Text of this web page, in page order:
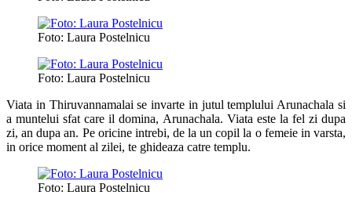
Foto: Laura Postelnicu
Foto: Laura Postelnicu
Viata in Thiruvannamalai se invarte in jutul templului Arunachala si
a muntelui sfat care il domina, Arunachala. Viata este la fel zi dupa
zi, an dupa an. Pe oricine intrebi, de la un copil la o femeie in varsta,
in orice moment al zilei, te ghideaza catre templu.
Foto: Laura Postelnicu